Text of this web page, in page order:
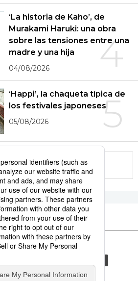
4
‘La historia de Kaho’, de
Murakami Haruki: una obra
sobre las tensiones entre una
madre y una hija
04/08/2026
5
‘Happi’, la chaqueta típica de
los festivales japoneses
05/08/2026
in this series
cortesía
vida
genkan